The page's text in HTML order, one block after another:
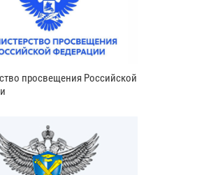
просвещения Российской